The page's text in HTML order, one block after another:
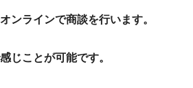
ンラインで商談を行います。
じことが可能です。